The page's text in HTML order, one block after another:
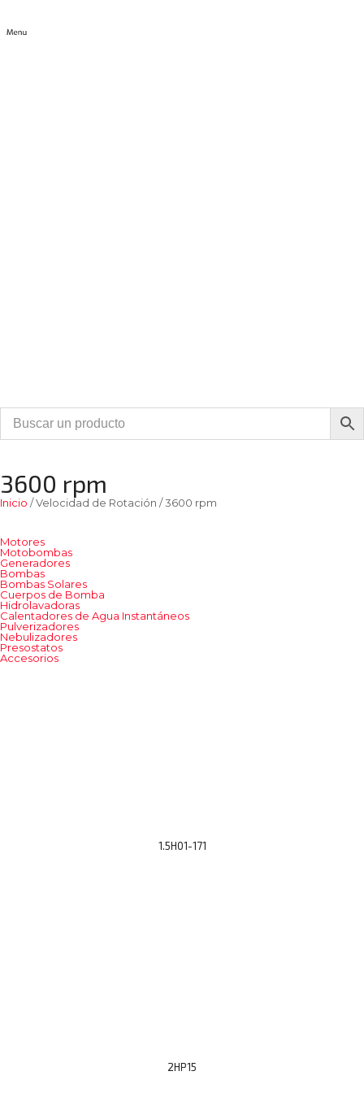
3600 rpm
Inicio / Velocidad de Rotación / 3600 rpm
Motores
Motobombas
Generadores
Bombas
Bombas Solares
Cuerpos de Bomba
Hidrolavadoras
Calentadores de Agua Instantáneos
Pulverizadores
Nebulizadores
Presostatos
Accesorios
1.5H01-171
2HP15